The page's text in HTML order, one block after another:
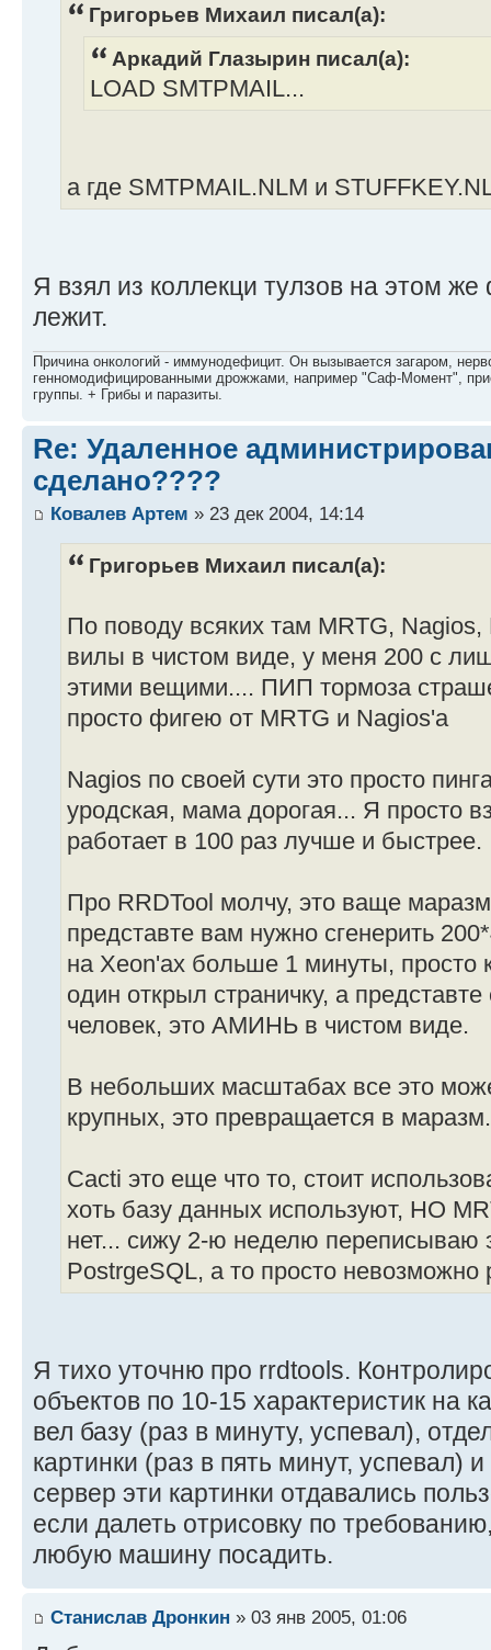
Григорьев Михаил писал(а):
Аркадий Глазырин писал(а):
LOAD SMTPMAIL...
а где SMTPMAIL.NLM и
Я взял из коллекци тулзов на этом
лежит.
Причина онкологий - иммунодефицит. Он вызывается загаром,
генномодифицированными дрожжами, например "Саф-Момент",
группы. + Грибы и паразиты.
Re: Удаленное
сделано????
Ковалев Артем » 23 дек 2004, 14:14
Григорьев Михаил писал(а):
По поводу всяких там MRTG,
вилы в чистом виде, у меня 200 с
этими вещими.... ПИП тормоза
просто фигею от MRTG и Nagios'а
Nagios по своей сути это просто
уродская, мама дорогая... Я просто
работает в 100 раз лучше и быстрее.
Про RRDTool молчу, это ваще
представте вам нужно сгенерить
на Xeon'ах больше 1 минуты, просто
один открыл страничку, а
человек, это АМИНЬ в чистом виде.
В небольших масштабах все это
крупных, это превращается в маразм.
Cacti это еще что то, стоит
хоть базу данных используют, НО
нет... сижу 2-ю неделю переписываю
PostrgeSQL, а то просто невозможно
Я тихо уточню про rrdtools.
объектов по 10-15 характеристик на
вел базу (раз в минуту, успевал),
картинки (раз в пять минут, успевал)
сервер эти картинки отдавались
если далеть отрисовку по
любую машину посадить.
Станислав Дронкин » 03 янв 2005, 01:06